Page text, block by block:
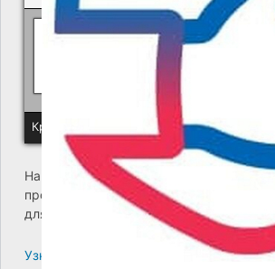
Политика КГУП "Камчатский
Краевое государственное унитарное
На сайте возникла критическая
проверьте входящие сообщения почты
для дальнейших инструкций.
Узнайте больше про решение проблем с